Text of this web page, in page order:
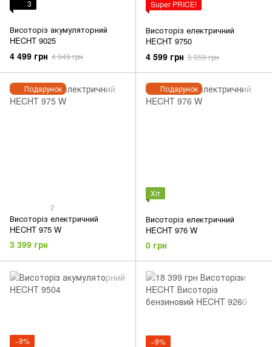
3
Висоторіз акумуляторний
HECHT 9025
4 499 грн 4 949 грн
Super PRICE!
Висоторіз електричний
HECHT 9750
4 599 грн 5 059 грн
Подарунок
2
Висоторіз електричний
HECHT 975 W
3 399 грн
Подарунок
Хіт
Висоторіз електричний
HECHT 976 W
0 грн
−9%
−9%